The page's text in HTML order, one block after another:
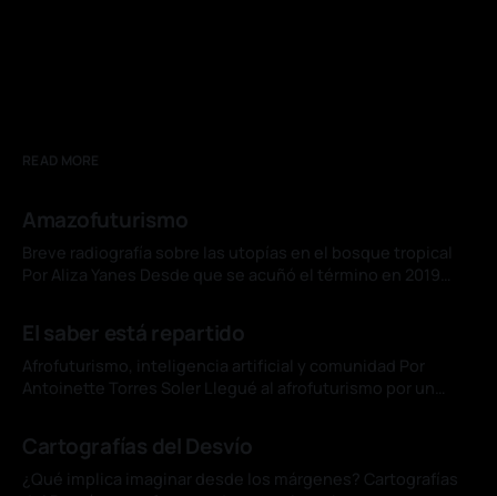
READ MORE
Amazofuturismo
Breve radiografía sobre las utopías en el bosque tropical
Por Aliza Yanes Desde que se acuñó el término en 2019
consolidado en ese país como subgénero de la literatura
de ciencia ficción y
El saber está repartido
Afrofuturismo, inteligencia artificial y comunidad Por
Antoinette Torres Soler Llegué al afrofuturismo por un
deja vivos, por un instante, a un hombre negro y una mujer
blanca. En
Cartografías del Desvío
¿Qué implica imaginar desde los márgenes? Cartografías